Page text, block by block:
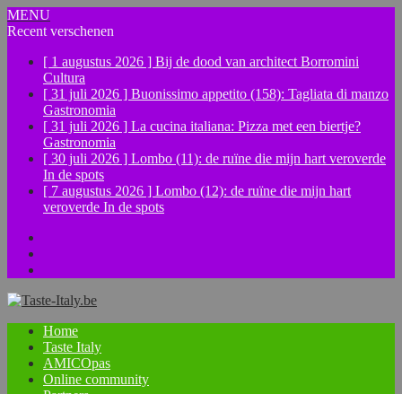
MENU
Recent verschenen
[ 1 augustus 2026 ] Bij de dood van architect Borromini
Cultura
[ 31 juli 2026 ] Buonissimo appetito (158): Tagliata di manzo
Gastronomia
[ 31 juli 2026 ] La cucina italiana: Pizza met een biertje?
Gastronomia
[ 30 juli 2026 ] Lombo (11): de ruïne die mijn hart veroverde
In de spots
[ 7 augustus 2026 ] Lombo (12): de ruïne die mijn hart
veroverde In de spots
Home
Taste Italy
AMICOpas
Online community